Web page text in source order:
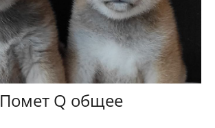
Помет Q общее